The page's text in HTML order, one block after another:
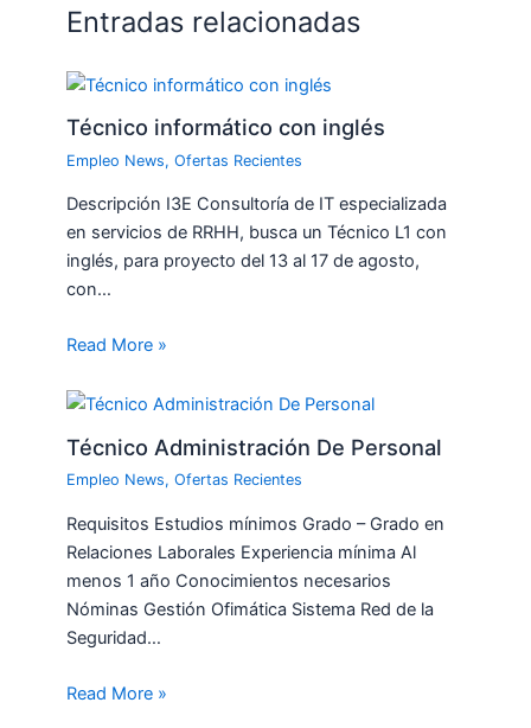
Entradas relacionadas
Técnico informático con inglés
Empleo News,Ofertas Recientes
Descripción I3E Consultoría de IT especializada
en servicios de RRHH, busca un Técnico L1 con
inglés, para proyecto del 13 al 17 de agosto,
con…
Read More »
Técnico Administración De Personal
Empleo News,Ofertas Recientes
Requisitos Estudios mínimos Grado – Grado en
Relaciones Laborales Experiencia mínima Al
menos 1 año Conocimientos necesarios
Nóminas Gestión Ofimática Sistema Red de la
Seguridad…
Read More »